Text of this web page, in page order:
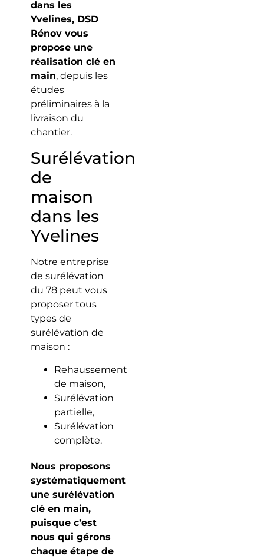
dans les
Yvelines, DSD
Rénov vous
propose une
réalisation clé en
main, depuis les
études
préliminaires à la
livraison du
chantier.
Surélévation
de
maison
dans les
Yvelines
Notre entreprise
de surélévation
du 78 peut vous
proposer tous
types de
surélévation de
maison :
Rehaussement
de maison,
Surélévation
partielle,
Surélévation
complète.
Nous proposons
systématiquement
une surélévation
clé en main,
puisque c’est
nous qui gérons
chaque étape de